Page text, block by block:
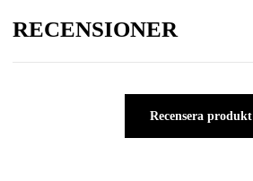
RECENSIONER
Recensera produkt